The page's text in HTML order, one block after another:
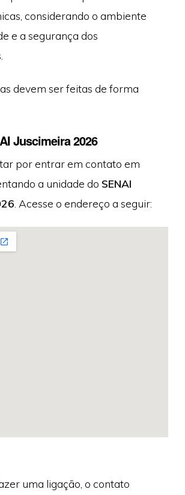
considerando o ambiente
e a segurança dos
devem ser feitas de forma
Juscimeira 2026
por entrar em contato em
a unidade do SENAI
. Acesse o endereço a seguir:
uma ligação, o contato